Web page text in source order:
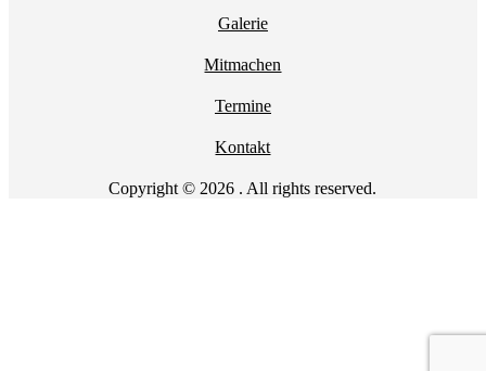
Galerie
Mitmachen
Termine
Kontakt
Copyright © 2026 . All rights reserved.